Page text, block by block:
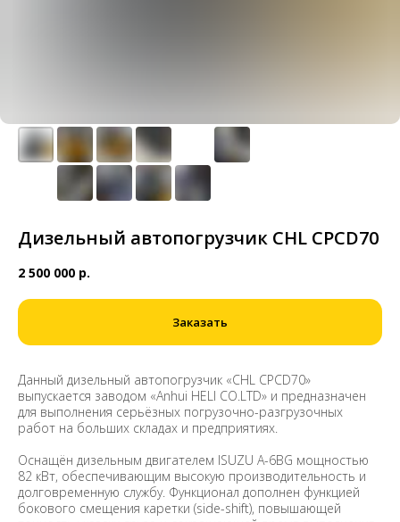
Дизельный автопогрузчик CHL CPCD70
2 500 000 р.
Заказать
Данный дизельный автопогрузчик «CHL CPCD70»
выпускается заводом «Anhui HELI CO.LTD» и предназначен
для выполнения серьёзных погрузочно-разгрузочных
работ на больших складах и предприятиях.
Оснащён дизельным двигателем ISUZU A-6BG мощностью
82 кВт, обеспечивающим высокую производительность и
долговременную службу. Функционал дополнен функцией
бокового смещения каретки (side-shift), повышающей